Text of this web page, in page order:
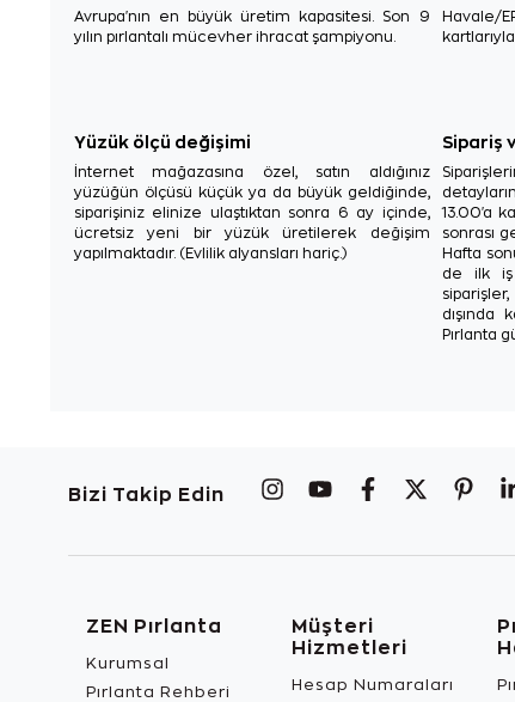
Avrupa'nın en büyük üretim kapasitesi. Son 9
yılın pırlantalı mücevher ihracat şampiyonu.
Havale/
Yüzük ölçü değişimi
İnternet mağazasına özel, satın aldığınız
yüzüğün ölçüsü küçük ya da büyük geldiğinde,
siparişiniz elinize ulaştıktan sonra 6 ay içinde,
ücretsiz yeni bir yüzük üretilerek değişim
yapılmaktadır. (Evlilik alyansları hariç.)
Sipariş
13.00'a
sonrası
Hafta
de ilk iş
dışında
Pırlanta
Bizi Takip Edin
ZEN Pırlanta
Kurumsal
Pırlanta Rehberi
Müşteri
Hizmetleri
Hesap Numaraları